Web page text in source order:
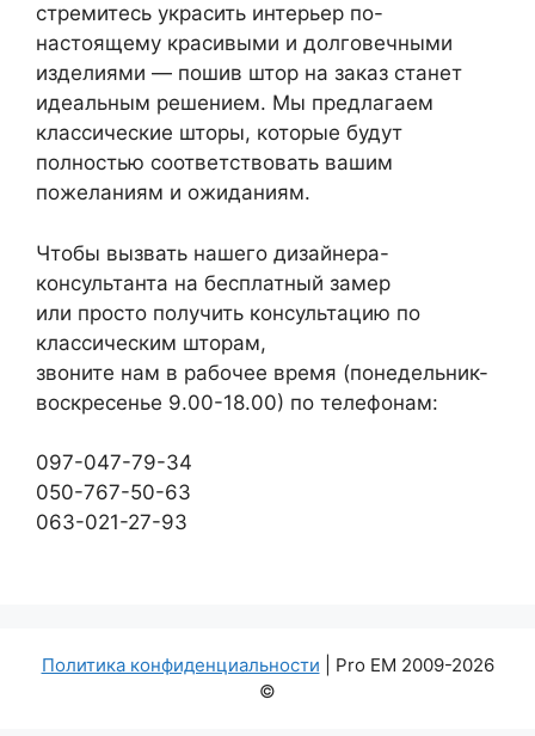
стремитесь украсить интерьер по-
настоящему красивыми и долговечными
изделиями — пошив штор на заказ станет
идеальным решением. Мы предлагаем
классические шторы, которые будут
полностью соответствовать вашим
пожеланиям и ожиданиям.
Чтобы вызвать нашего дизайнера-
консультанта на бесплатный замер
или просто получить консультацию по
классическим шторам,
звоните нам в рабочее время (понедельник-
воскресенье 9.00-18.00) по телефонам:
097-047-79-34
050-767-50-63
063-021-27-93
Политика конфиденциальности | Pro EM 2009-2026
©